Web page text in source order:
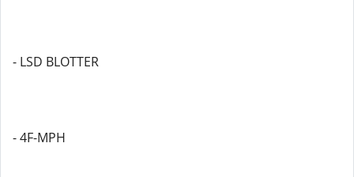
- LSD BLOTTER
- 4F-MPH